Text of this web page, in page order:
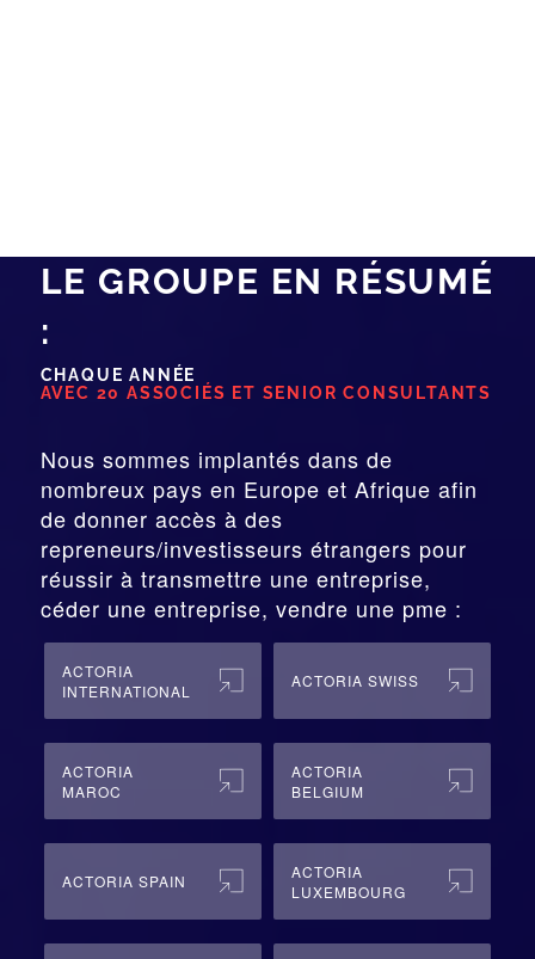
LE GROUPE EN RÉSUMÉ
:
CHAQUE ANNÉE
AVEC 20 ASSOCIÉS ET SENIOR CONSULTANTS
Nous sommes implantés dans de
nombreux pays en Europe et Afrique afin
de donner accès à des
repreneurs/investisseurs étrangers pour
réussir à transmettre une entreprise,
céder une entreprise, vendre une pme :
ACTORIA
INTERNATIONAL
ACTORIA SWISS
ACTORIA
MAROC
ACTORIA
BELGIUM
ACTORIA SPAIN
ACTORIA
LUXEMBOURG